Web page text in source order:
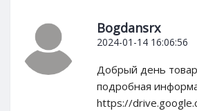
Bogdansrx
2024-01-14 16:06:56
Добрый день
подробная
https://